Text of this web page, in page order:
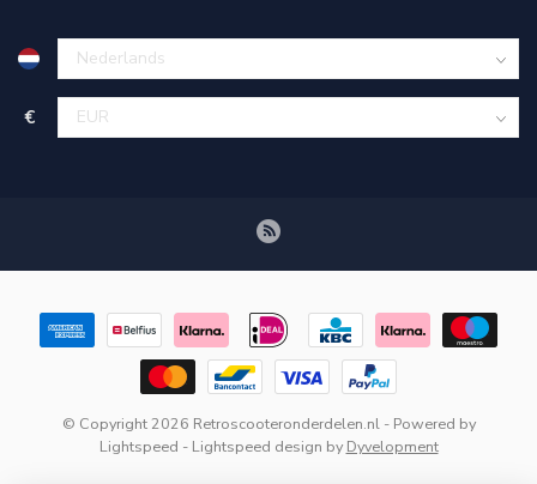
€
© Copyright 2026 Retroscooteronderdelen.nl- Powered by
Lightspeed - Lightspeed design by Dyvelopment